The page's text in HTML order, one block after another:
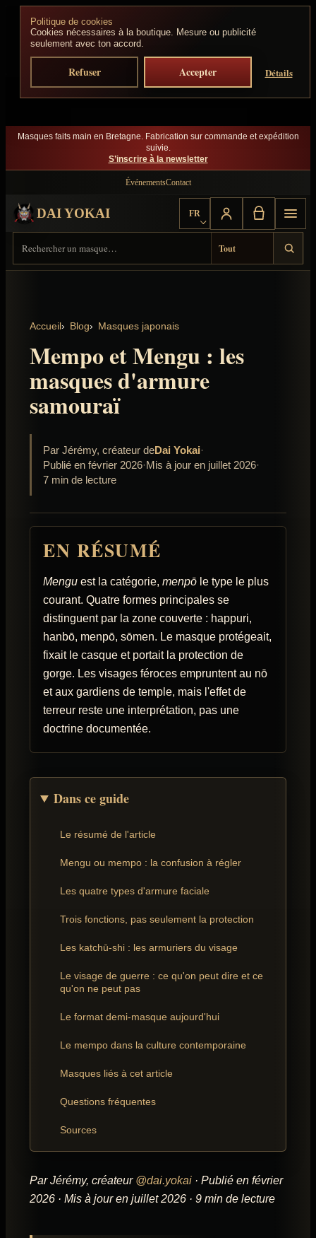
Politique de cookies
Cookies nécessaires à la boutique. Mesure ou publicité
seulement avec ton accord.
Refuser Accepter Détails
Aller au contenu
Masques faits main en Bretagne. Fabrication sur commande et expédition
suivie.
S’inscrire à la newsletter
ÉvénementsContact
DAI YOKAI FR
Choisir la langue
Accueil Blog Masques japonais
Mempo et Mengu : les
masques d'armure
samouraï
Par Jérémy, créateur deDai Yokai·
Publié en février 2026·Mis à jour en juillet 2026·
7 min de lecture
EN RÉSUMÉ
Mengu est la catégorie, menpō le type le plus
courant. Quatre formes principales se
distinguent par la zone couverte : happuri,
hanbō, menpō, sōmen. Le masque protégeait,
fixait le casque et portait la protection de
gorge. Les visages féroces empruntent au nō
et aux gardiens de temple, mais l'effet de
terreur reste une interprétation, pas une
doctrine documentée.
Dans ce guide
Le résumé de l'article
Mengu ou mempo : la confusion à régler
Les quatre types d'armure faciale
Trois fonctions, pas seulement la protection
Les katchū-shi : les armuriers du visage
Le visage de guerre : ce qu'on peut dire et ce
qu'on ne peut pas
Le format demi-masque aujourd'hui
Le mempo dans la culture contemporaine
Masques liés à cet article
Questions fréquentes
Sources
Par Jérémy, créateur @dai.yokai · Publié en février
2026 · Mis à jour en juillet 2026 · 9 min de lecture